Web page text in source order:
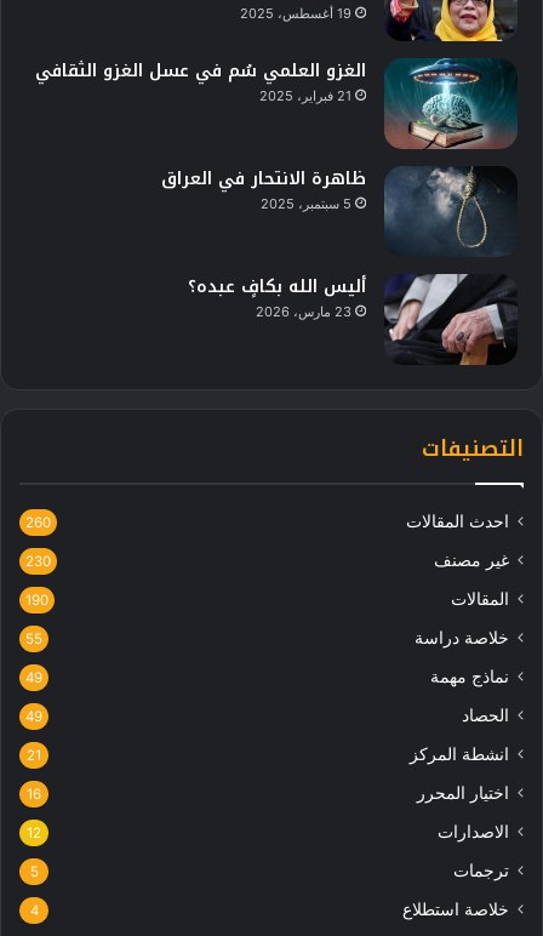
19 أغسطس، 2025
الغزو العلمي سُم في عسل الغزو الثقافي
21 فبراير، 2025
ظاهرة الانتحار في العراق
5 سبتمبر، 2025
أليس الله بكافٍ عبده؟
23 مارس، 2026
التصنيفات
احدث المقالات 260
غير مصنف 230
المقالات 190
خلاصة دراسة 55
نماذج مهمة 49
الحصاد 49
انشطة المركز 21
اختيار المحرر 16
الاصدارات 12
ترجمات 5
خلاصة استطلاع 4